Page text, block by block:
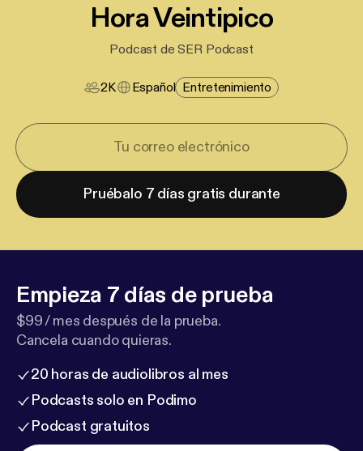
Hora Veintipico
Podcast de SER Podcast
2K Español Entretenimiento
Pruébalo 7 días gratis durante
Empieza 7 días de prueba
$99 / mes después de la prueba.
Cancela cuando quieras.
20 horas de audiolibros al mes
Podcasts solo en Podimo
Podcast gratuitos